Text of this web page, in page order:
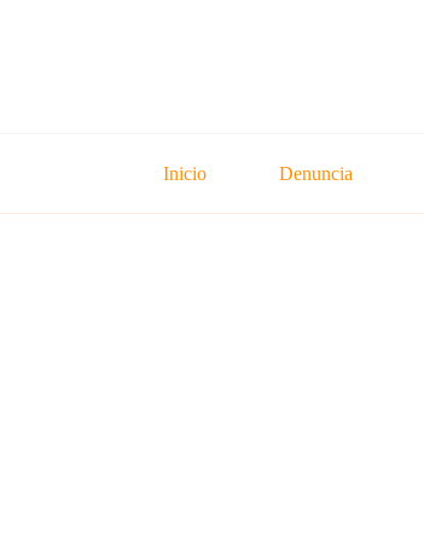
Inicio Denuncia